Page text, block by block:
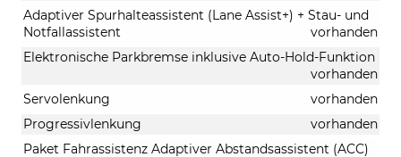
Adaptiver Spurhalteassistent (Lane Assist+) + Stau- und
Notfallassistent
vorhanden
Elektronische Parkbremse inklusive Auto-Hold-Funktion
vorhanden
Servolenkung
vorhanden
Progressivlenkung
vorhanden
Paket Fahrassistenz Adaptiver Abstandsassistent (ACC)